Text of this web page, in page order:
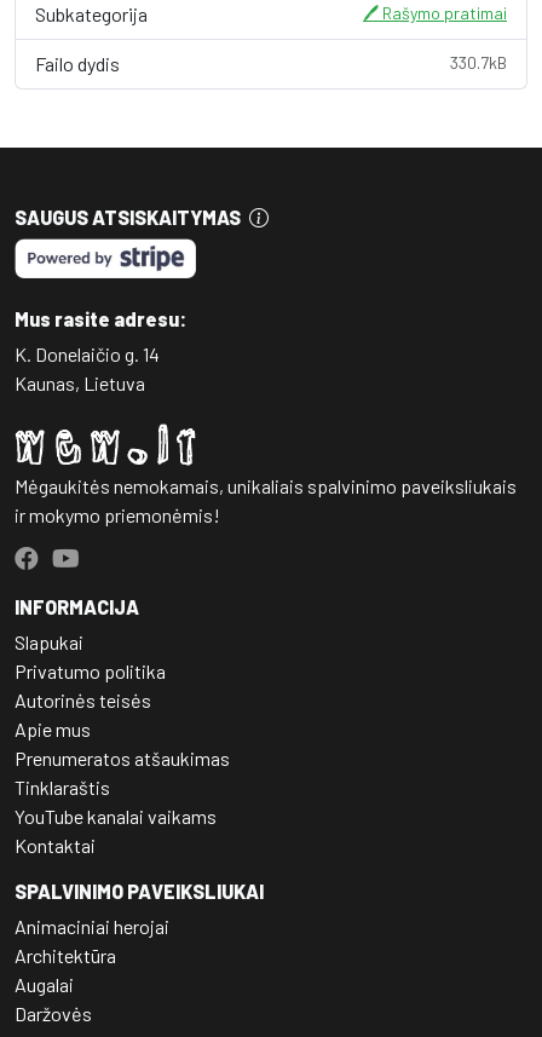
Subkategorija 🖊️ Rašymo pratimai
Failo dydis 330.7kB
SAUGUS ATSISKAITYMAS
Mus rasite adresu:
K. Donelaičio g. 14
Kaunas, Lietuva
Mėgaukitės nemokamais, unikaliais spalvinimo paveiksliukais
ir mokymo priemonėmis!
INFORMACIJA
Slapukai
Privatumo politika
Autorinės teisės
Apie mus
Prenumeratos atšaukimas
Tinklaraštis
YouTube kanalai vaikams
Kontaktai
SPALVINIMO PAVEIKSLIUKAI
Animaciniai herojai
Architektūra
Augalai
Daržovės